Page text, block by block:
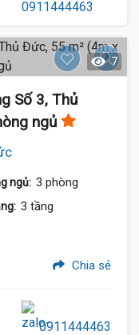
7
Số 3, Thủ
ngủ
ngủ: 3 phòng
3 tầng
Chia sẻ
0911444463